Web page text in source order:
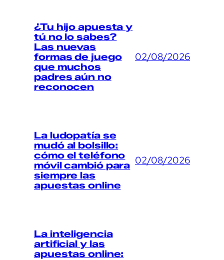
¿Tu hijo apuesta y
tú no lo sabes?
Las nuevas
formas de juego
que muchos
padres aún no
reconocen
02/08/2026
La ludopatía se
mudó al bolsillo:
cómo el teléfono
móvil cambió para
siempre las
apuestas online
02/08/2026
La inteligencia
artificial y las
apuestas online: